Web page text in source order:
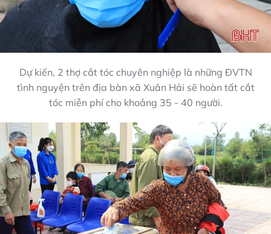
Dự kiến, 2 thợ cắt tóc chuyên nghiệp là những ĐVTN
tình nguyện trên địa bàn xã Xuân Hải sẽ hoàn tất cắt
tóc miễn phí cho khoảng 35 - 40 người.